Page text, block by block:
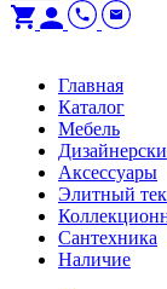
Главная
Каталог
Мебель
Аксессуары
Элитный
Сантехника
Наличие